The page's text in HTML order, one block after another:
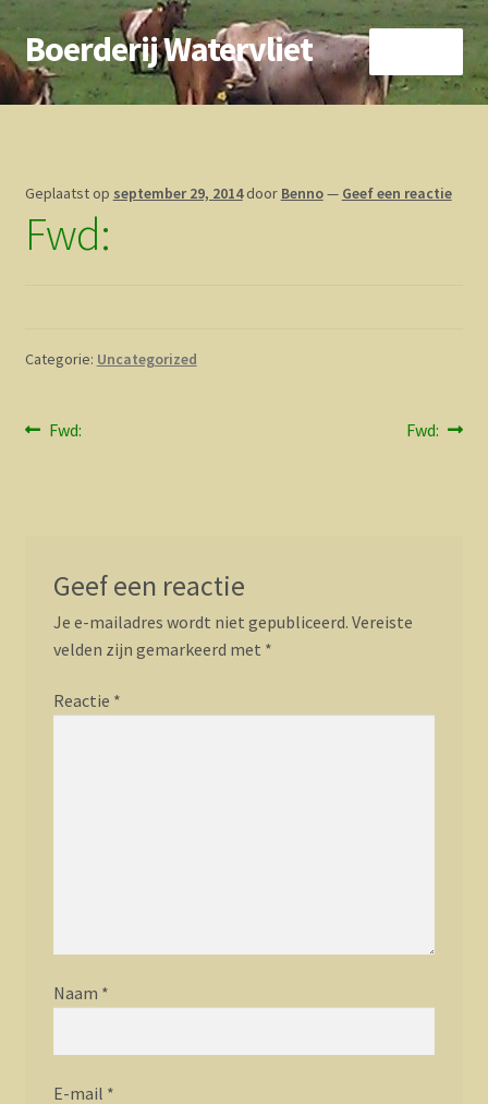
Ga
door
naar
Ga
direct
naar
Boerderij Watervliet
Home
Biokoe
Geplaatst op september 29, 2014 door Benno— Geef een reactie
Fwd:
Categorie: Uncategorized
Bericht
Vorig
Fwd:
Volgend
Fwd:
Geef een reactie
Je e-mailadres wordt niet gepubliceerd. Vereiste
velden zijn gemarkeerd met *
Reactie *
Naam *
E-mail *